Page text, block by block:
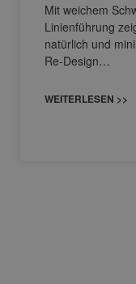
Mit weichem
Linienführung
natürlich und
Re-Design…
WEITERLESEN >>